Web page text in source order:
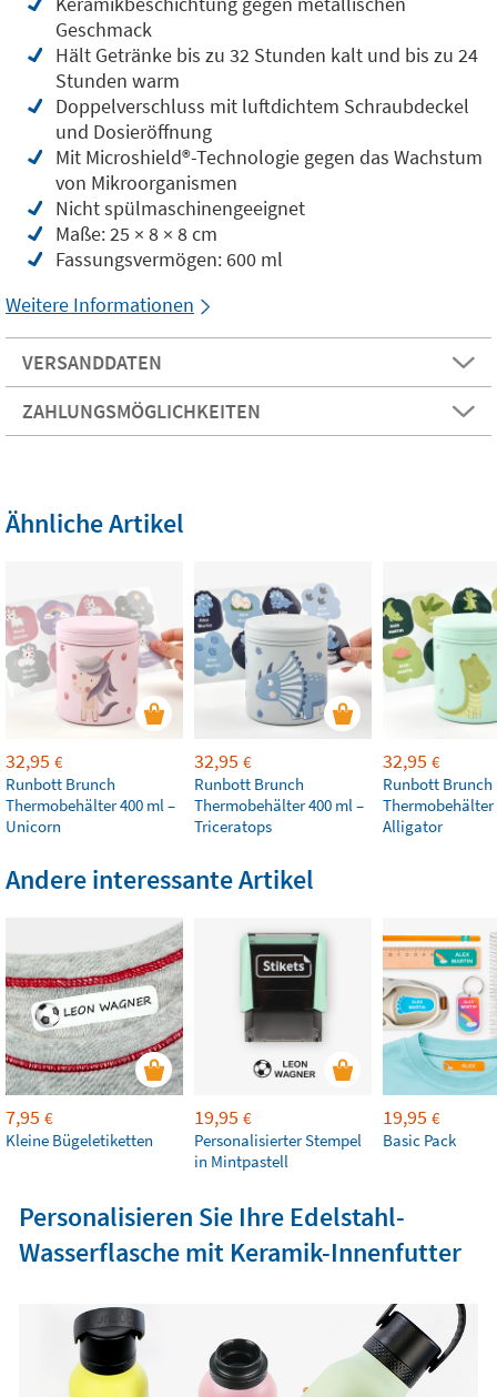
Geschmack
Hält Getränke bis zu 32 Stunden kalt und bis zu 24
Stunden warm
Doppelverschluss mit luftdichtem Schraubdeckel
und Dosieröffnung
Mit Microshield®️-Technologie gegen das Wachstum
von Mikroorganismen
Nicht spülmaschinengeeignet
Maße: 25 × 8 × 8 cm
Fassungsvermögen: 600 ml
Weitere Informationen
VERSANDDATEN
ZAHLUNGSMÖGLICHKEITEN
Ähnliche Artikel
32,95 €
Runbott Brunch
Thermobehälter 400 ml –
Unicorn
32,95 €
Runbott Brunch
Thermobehälter 400 ml –
Triceratops
32,95 €
Runbott Brunch
Thermobehälter
Alligator
Andere interessante Artikel
7,95 €
Kleine Bügeletiketten
19,95 €
Personalisierter Stempel
in Mintpastell
19,95 €
Basic Pack
Personalisieren Sie Ihre Edelstahl-
Wasserflasche mit Keramik-Innenfutter